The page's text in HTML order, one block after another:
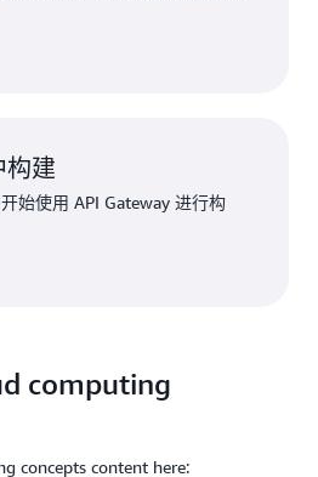
构建
始使用 API Gateway 进行构
computing
concepts content here: